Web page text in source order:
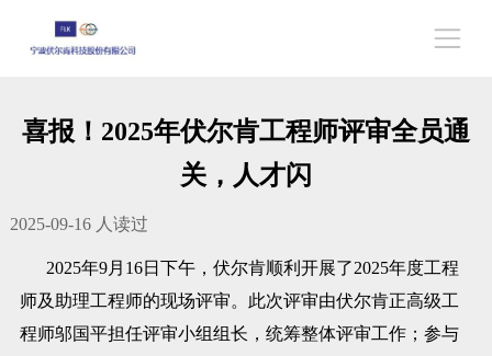
喜报！2025年伏尔肯工程师评审全员通
关，人才闪
2025-09-16 人读过
2025年9月16日下午，伏尔肯顺利开展了2025年度工程
师及助理工程师的现场评审。此次评审由伏尔肯正高级工
程师邬国平担任评审小组组长，统筹整体评审工作；参与